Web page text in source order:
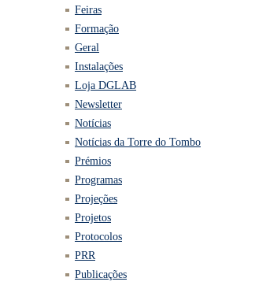
Feiras
Formação
Geral
Instalações
Loja DGLAB
Newsletter
Notícias
Notícias da Torre do Tombo
Prémios
Programas
Projeções
Projetos
Protocolos
PRR
Publicações